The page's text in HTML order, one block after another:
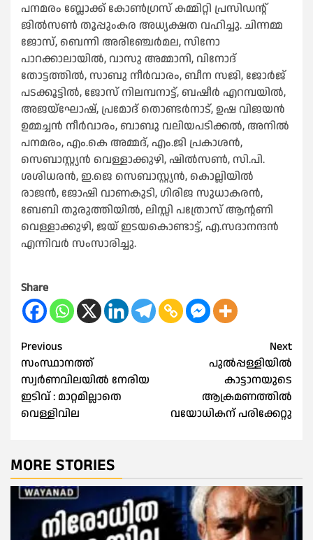
പനമരം ബ്ലോക്ക്‌ കോൺഗ്രസ്‌ കമ്മിറ്റി പ്രസിഡന്റ്‌
ജിൽസൺ തൂപ്പുംകര അധ്യക്ഷത വഹിച്ചു. ചിന്നമ്മ
ജോസ്, ബെന്നി അരിഞ്ചേർമല, സിനോ
പാറക്കാലായിൽ, വാസു അമ്മാനി, വിനോദ്
തോട്ടത്തിൽ, സാബു നീർവാരം, ബീന സജി, ജോർജ്
പടക്കൂട്ടിൽ, ജോസ് നിലമ്പനാട്ട്, ബഷീർ എറമ്പയിൽ,
അജയ്ഘോഷ്, പ്രമോദ് തൊണ്ടർനാട്, ഉഷ വിജയൻ
ഉമ്മച്ചൻ നീർവാരം, ബാബു വലിയപടിക്കൽ, അനിൽ
പനമരം, എം.കെ അമ്മദ്, എം.ജി പ്രകാശൻ,
സെബാസ്റ്റ്യൻ വെള്ളാക്കുഴി, ഷിൽസൺ, സി.പി.
ശശിധരൻ, ഇ.ജെ സെബാസ്റ്റ്യൻ, കൊല്ലിയിൽ
രാജൻ, ജോഷി വാണകുടി, ഗിരിജ സുധാകരൻ,
ബേബി തുരുത്തിയിൽ, ലിസ്സി പത്രോസ് ആന്റണി
വെള്ളാക്കുഴി, ജയ് ഇടയകൊണ്ടാട്ട്, എ.സദാനന്ദൻ
എന്നിവർ സംസാരിച്ചു.
Share
Post
navigation
Previous
സംസ്ഥാനത്ത്
സ്വർണവിലയിൽ നേരിയ
ഇടിവ് : മാറ്റമില്ലാതെ
വെള്ളിവില
Next
പുൽപ്പള്ളിയിൽ
കാട്ടാനയുടെ
ആക്രമണത്തിൽ
വയോധികന് പരിക്കേറ്റു
MORE STORIES